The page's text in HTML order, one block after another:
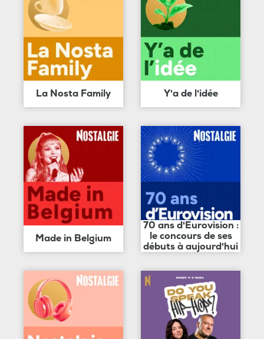
La Nosta Family Y'a de l'idée
Made in Belgium
70 ans d'Eurovision :
le concours de ses
débuts à aujourd'hui